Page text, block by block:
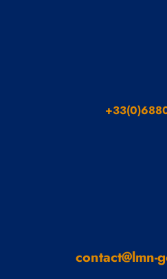
contact@lmn-